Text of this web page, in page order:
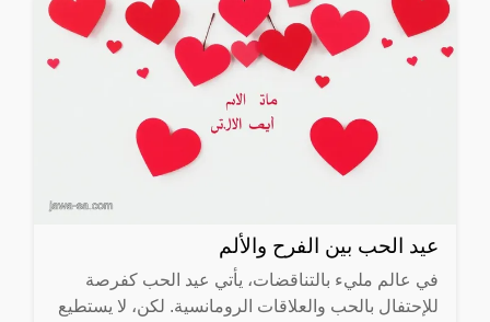
عيد الحب بين الفرح والألم
في عالم مليء بالتناقضات، يأتي عيد الحب كفرصة
للإحتفال بالحب والعلاقات الرومانسية. لكن، لا يستطيع